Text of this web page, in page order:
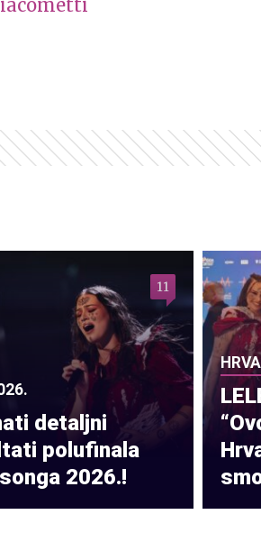
detaljni
polufinala
2026.!
11